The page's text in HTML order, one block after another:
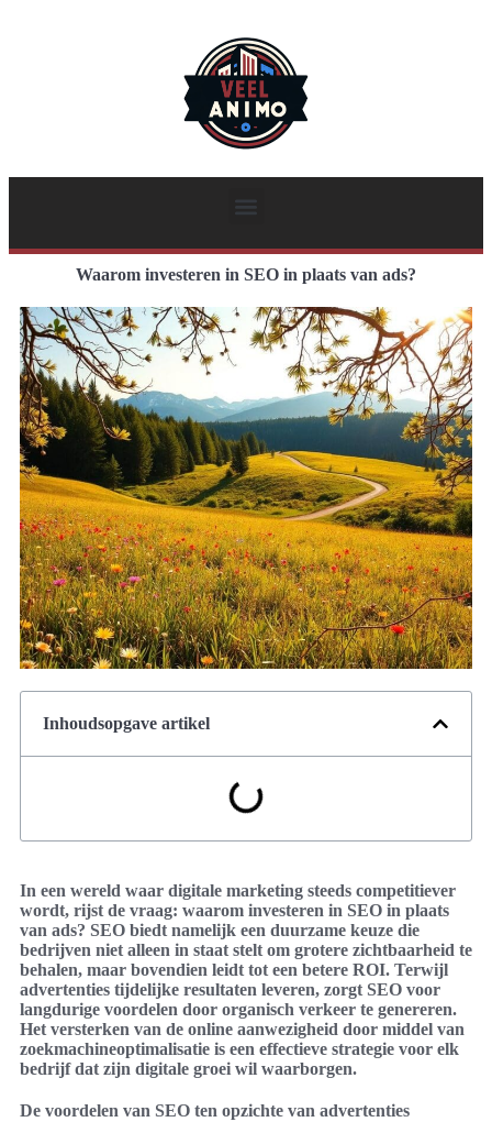
Waarom investeren in SEO in plaats van ads?
Inhoudsopgave artikel
In een wereld waar digitale marketing steeds competitiever
wordt, rijst de vraag: waarom investeren in SEO in plaats
van ads? SEO biedt namelijk een duurzame keuze die
bedrijven niet alleen in staat stelt om grotere zichtbaarheid te
behalen, maar bovendien leidt tot een betere ROI. Terwijl
advertenties tijdelijke resultaten leveren, zorgt SEO voor
langdurige voordelen door organisch verkeer te genereren.
Het versterken van de online aanwezigheid door middel van
zoekmachineoptimalisatie is een effectieve strategie voor elk
bedrijf dat zijn digitale groei wil waarborgen.
De voordelen van SEO ten opzichte van advertenties